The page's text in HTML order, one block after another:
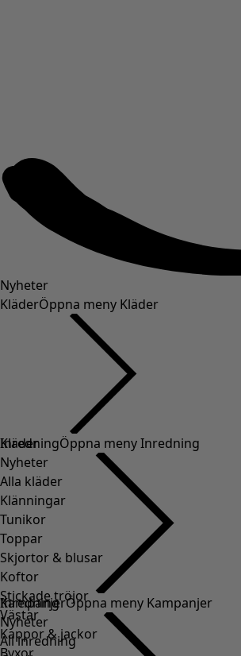
Nyheter
KläderÖppna meny Kläder
Kläder
Nyheter
Alla kläder
Klänningar
Tunikor
Toppar
Skjortor & blusar
Koftor
Stickade tröjor
Västar
Kappor & jackor
InredningÖppna meny Inredning
Inredning
Nyheter
All inredning
KampanjerÖppna meny Kampanjer